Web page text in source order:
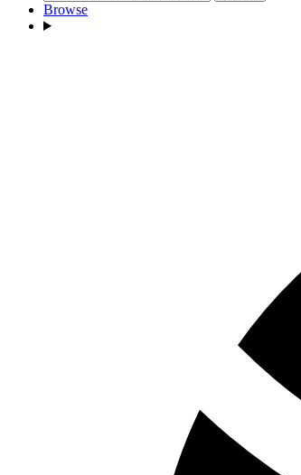
Browse